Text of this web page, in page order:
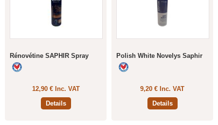
Rénovétine SAPHIR Spray
12,90 € Inc. VAT
Details
Polish White Novelys Saphir
9,20 € Inc. VAT
Details